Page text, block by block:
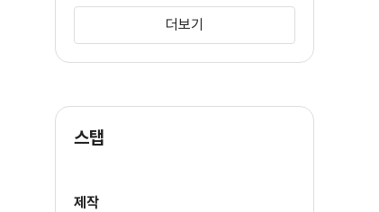
(양왕)
더보기
스탭
제작